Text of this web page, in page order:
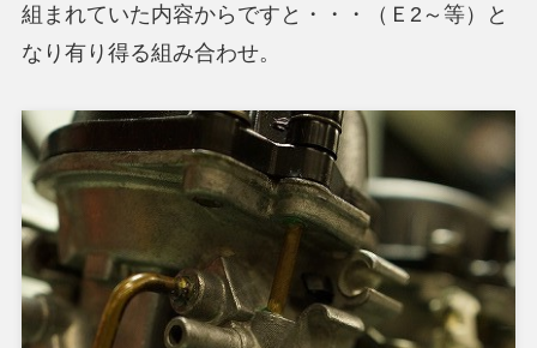
組まれていた内容からですと・・・（Ｅ2～等）と
なり有り得る組み合わせ。